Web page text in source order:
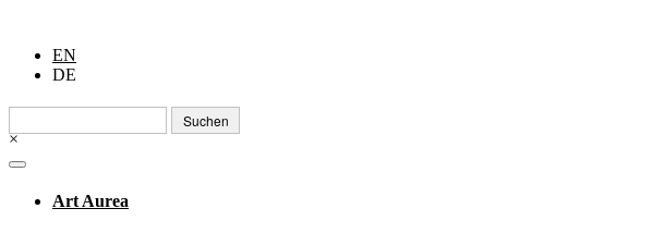
EN
DE
Suchen
nach:
×
Art Aurea